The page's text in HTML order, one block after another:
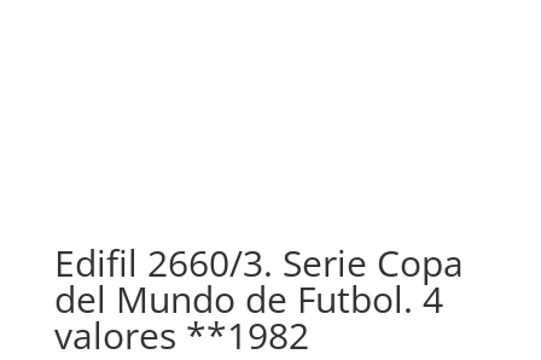
Edifil 2660/3. Serie Copa
del Mundo de Futbol. 4
valores **1982